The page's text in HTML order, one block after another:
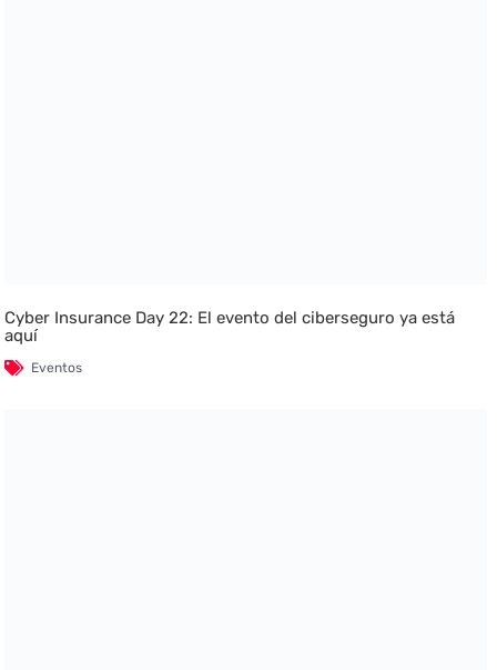
Cyber Insurance Day 22: El evento del ciberseguro ya está
aquí
Eventos